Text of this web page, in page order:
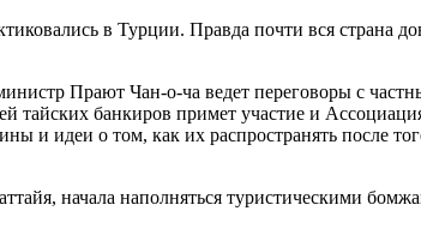
в Турции. Правда почти вся страна
Прают Чан-о-ча ведет переговоры с
банкиров примет участие и
и идеи о том, как их распространять после
начала наполняться туристическими